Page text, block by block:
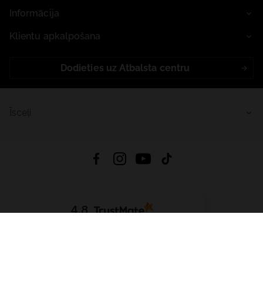
Informācija
Klientu apkalpošana
Dodieties uz Atbalsta centru
4.8